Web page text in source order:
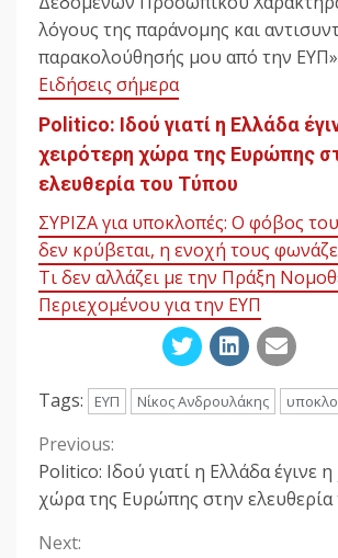
λόγους της παράνομης και
παρακολούθησής μου από την
Ειδήσεις σήμερα
Politico: Ιδού γιατί η Ελλάδα
χειρότερη χώρα της Ευρώπης
ελευθερία του Τύπου
ΣΥΡΙΖΑ για υποκλοπές: Ο φόβος
δεν κρύβεται, η ενοχή τους
Τι δεν αλλάζει με την Πράξη
Περιεχομένου για την ΕΥΠ
Tags: ΕΥΠ Νίκος Ανδρουλάκης
Continue
Reading
Previous:
Politico: Ιδού γιατί η Ελλάδα έγινε
χώρα της Ευρώπης στην
Next: